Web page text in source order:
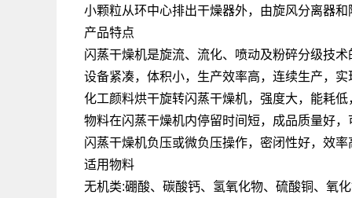
小颗粒从环中心排出干燥器外，由旋风分离器
产品特点
闪蒸干燥机是旋流、流化、喷动及粉碎分级技
设备紧凑，体积小，生产效率高，连续生产，
化工颜料烘干旋转闪蒸干燥机，强度大，能耗
物料在闪蒸干燥机内停留时间短，成品质量好
闪蒸干燥机负压或微负压操作，密闭性好，效
适用物料
无机类:硼酸、碳酸钙、氢氧化物、硫酸铜、氧